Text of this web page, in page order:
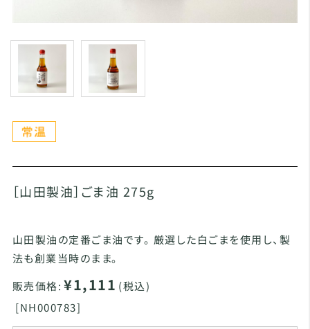
［山田製油］ごま油 275g
山田製油の定番ごま油です。 厳選した白ごまを使用し、製
法も創業当時のまま。
販売価格: ¥1,111 (税込)
[NH000783]